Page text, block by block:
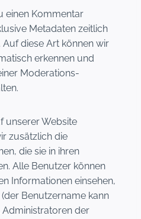
einen Kommentar
Metadaten zeitlich
diese Art können wir
erkennen und
Moderations-
unserer Website
zusätzlich die
die sie in ihren
Alle Benutzer können
Informationen einsehen,
Benutzername kann
der